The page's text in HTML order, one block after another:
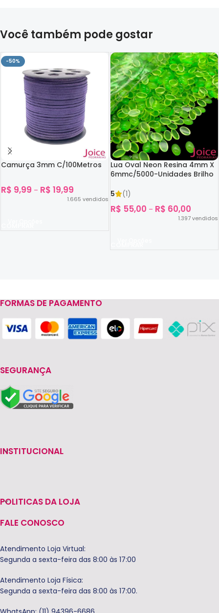
Você também pode gostar
-50%
Camurça 3mm C/100Metros
R$ 9,99 – R$ 19,99
1.665 vendidos
Lua Oval Neon Resina 4mm X
6mmc/5000-Unidades Brilho
5
(1)
R$ 55,00 – R$ 60,00
1.397vendidos
Read more
FORMAS DE PAGAMENTO
SEGURANÇA
INSTITUCIONAL
POLITICAS DA LOJA
FALE CONOSCO
Atendimento Loja Virtual:
Segunda a sexta-feira das 8:00 às 17:00
Atendimento Loja Física:
Segunda a sexta-feira das 8:00 às 17:00.